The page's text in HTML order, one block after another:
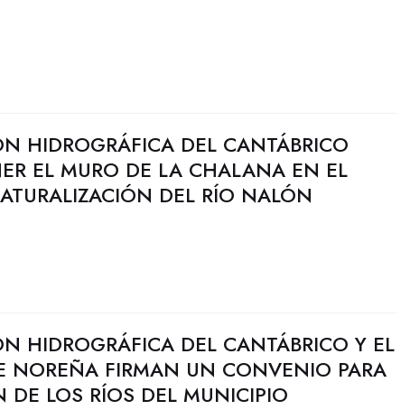
HIDROGRÁFICA DEL CANTÁBRICO
EL MURO DE LA CHALANA EN EL
DEL RÍO NALÓN
HIDROGRÁFICA DEL CANTÁBRICO Y EL
NOREÑA FIRMAN UN CONVENIO PARA
DE LOS RÍOS DEL MUNICIPIO